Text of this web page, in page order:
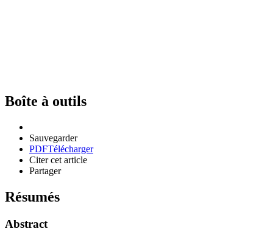
Boîte à outils
Sauvegarder
PDFTélécharger
Citer cet article
Partager
Résumés
Abstract